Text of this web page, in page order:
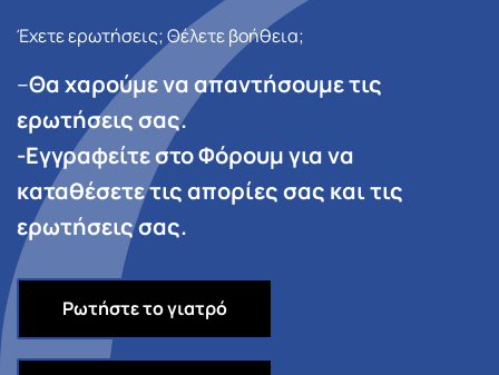
Έχετε ερωτήσεις; Θέλετε βοήθεια;
–Θα χαρούμε να απαντήσουμε τις
ερωτήσεις σας.
-Εγγραφείτε στο Φόρουμ για να
καταθέσετε τις απορίες σας και τις
ερωτήσεις σας.
Ρωτήστε το γιατρό